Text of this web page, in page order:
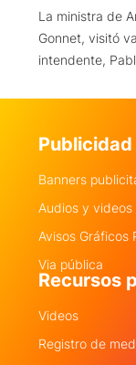
La ministra de
Gonnet, visitó
intendente,
Publicidad
Banners
Audios y
Avisos Gráficos
Via pública
Recursos
Videos
Registro de